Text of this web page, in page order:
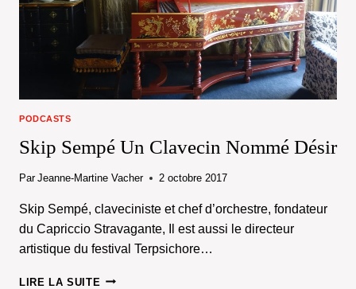
PODCASTS
Skip Sempé Un Clavecin Nommé Désir
Par Jeanne-Martine Vacher 2 octobre 2017
Skip Sempé, claveciniste et chef d’orchestre, fondateur
du Capriccio Stravagante, Il est aussi le directeur
artistique du festival Terpsichore…
LIRE LA SUITE SKIP